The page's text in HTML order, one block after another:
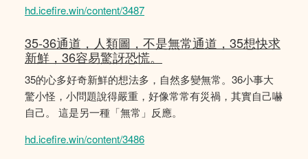
hd.icefire.win/content/3487
35-36通道，人類圖，不是無常通道，35想快求
新鮮，36容易驚訝恐慌。
35的心多好奇新鮮的想法多，自然多變無常。36小事大
驚小怪，小問題說得嚴重，好像常常有災禍，其實自己嚇
自己。 這是另一種「無常」反應。
hd.icefire.win/content/3486